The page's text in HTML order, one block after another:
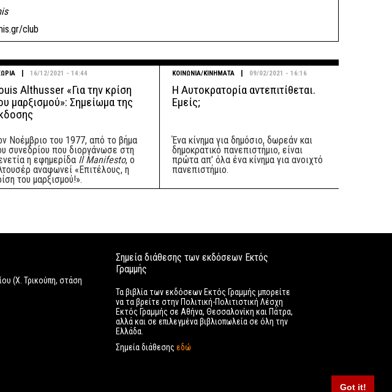
Got it!
club
16/12/2021 - 14:44
Althusser «Για την κρίση
μαρξισμού»: Σημείωμα της
Νοέμβριο του 1977, από το βήμα
συνεδρίου που διοργάνωσε στη
η εφημερίδα Il Manifesto, ο
αναφωνεί «Επιτέλους, η
του μαρξισμού!».
ΚΟΙΝΩΝΙΑ/ΚΙΝΗΜΑΤΑ 09/02/2021 - 16:16
Η Αυτοκρατορία αντεπιτίθεται.
Εμείς;
Ένα κίνημα για δημόσιο, δωρεάν και
δημοκρατικό πανεπιστήμιο, είναι
πρώτα απ’ όλα ένα κίνημα για ανοιχτό
πανεπιστήμιο.
(Χ. Τρικούπη, στάση
Σημεία διάθεσης των εκδόσεων Εκτός
Γραμμής
Τα βιβλία των εκδόσεων Εκτός Γραμμής μπορείτε
να τα βρείτε στην Πολιτική-Πολιτιστική Λέσχη
Εκτός Γραμμής σε Αθήνα, Θεσσαλονίκη και Πάτρα,
αλλά και σε επιλεγμένα βιβλιοπωλεία σε όλη την
Ελλάδα.
Σημεία διάθεσης εδώ